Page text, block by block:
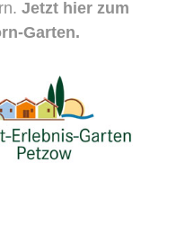
Jetzt hier zum
Garten.